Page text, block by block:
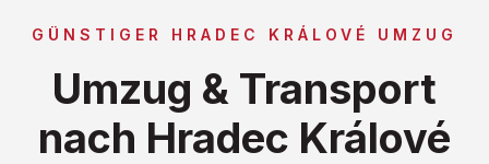
GÜNSTIGER HRADEC KRÁLOVÉ UMZUG
Umzug & Transport
nach Hradec Králové